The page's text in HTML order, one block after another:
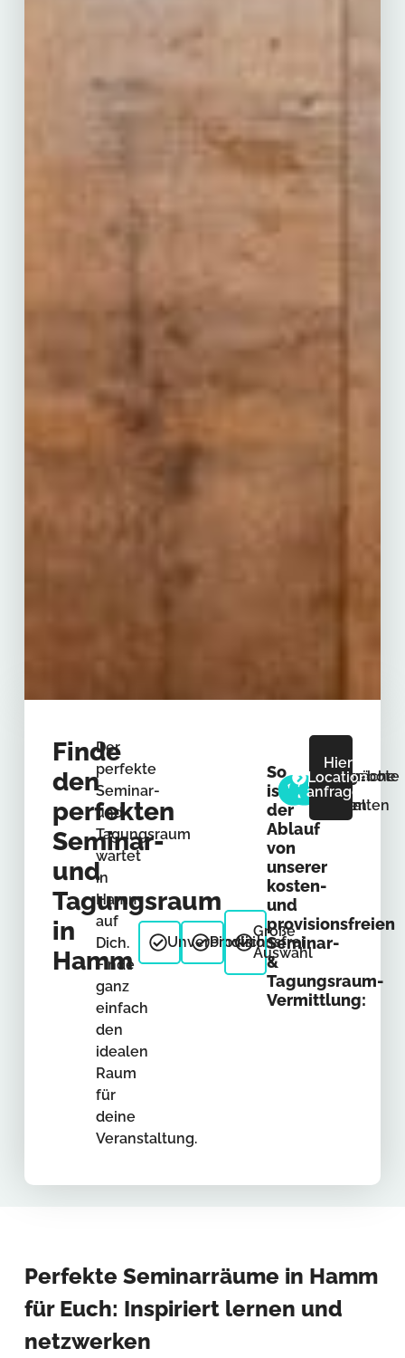
Finde
den
perfekten
Seminar-
und
Tagungsraum
in
Hamm
Der
perfekte
Seminar-
und
Tagungsraum
wartet
in
Hamm
auf
Dich.
Finde
ganz
einfach
den
idealen
Raum
für
deine
Veranstaltung.
Unverbindlich
Provisionsfrei
Große
Auswahl
So
ist
der
Ablauf
von
unserer
kosten-
und
provisionsfreien
Seminar-
&
Tagungsraum-
Vermittlung:
Anfrage
senden
Gespräche
führen
Angebote
erhalten
Hier
Location
anfragen
Perfekte Seminarräume in Hamm
für Euch: Inspiriert lernen und
netzwerken